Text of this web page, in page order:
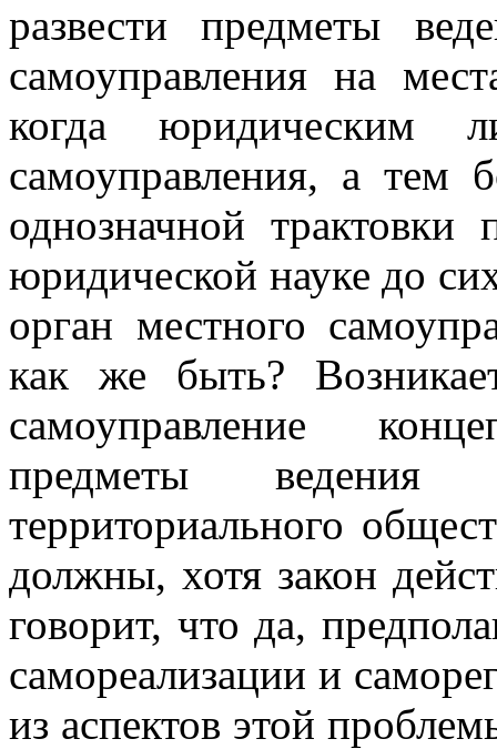
развести предметы
самоуправления на
когда юридическим
самоуправления, а тем
однозначной
юридической науке до
орган местного
как же быть?
самоуправление
предметы
территориального
должны, хотя закон
говорит, что да,
самореализации и
из аспектов этой